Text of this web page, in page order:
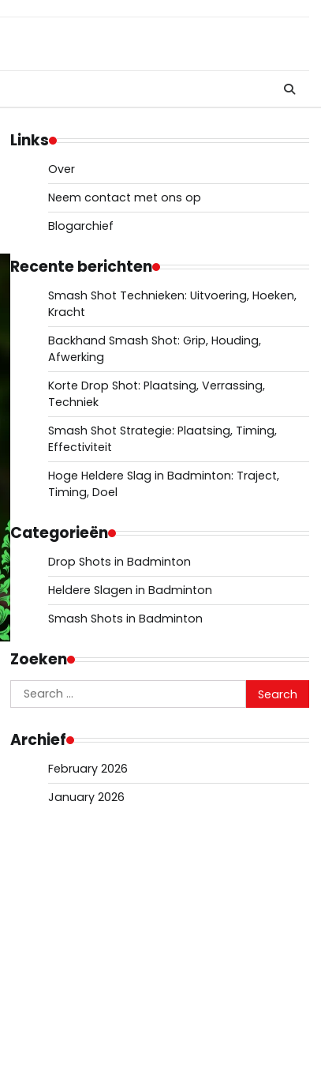
Links
Over
Neem contact met ons op
Blogarchief
Recente berichten
Smash Shot Technieken: Uitvoering, Hoeken,
Kracht
Backhand Smash Shot: Grip, Houding,
Afwerking
Korte Drop Shot: Plaatsing, Verrassing,
Techniek
Smash Shot Strategie: Plaatsing, Timing,
Effectiviteit
Hoge Heldere Slag in Badminton: Traject,
Timing, Doel
Categorieën
Drop Shots in Badminton
Heldere Slagen in Badminton
Smash Shots in Badminton
Zoeken
Search
for:
Archief
February 2026
January 2026